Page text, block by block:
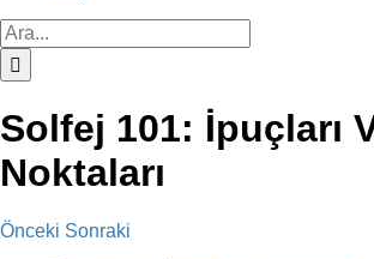
Ara:
Solfej 101: İpuçları
Noktaları
Önceki Sonraki